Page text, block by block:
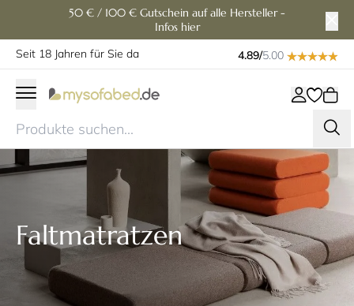
50 € / 100 € Gutschein auf alle Hersteller -
Infos hier
Seit 18 Jahren für Sie da
4.89/5.00
Faltmatratzen